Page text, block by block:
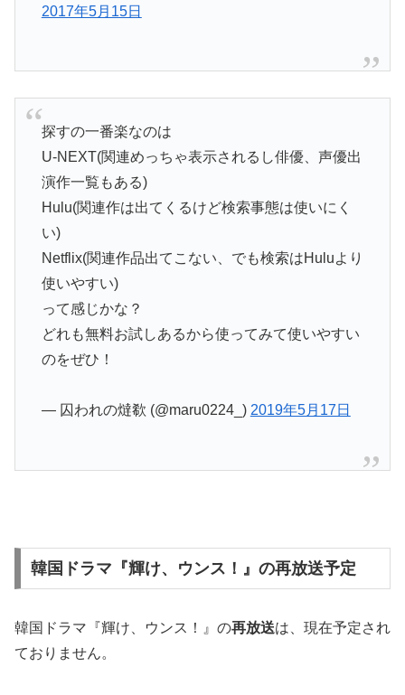
2017年5月15日
探すの一番楽なのは
U-NEXT(関連めっちゃ表示されるし俳優、声優出
演作一覧もある)
Hulu(関連作は出てくるけど検索事態は使いにく
い)
Netflix(関連作品出てこない、でも検索はHuluより
使いやすい)
って感じかな？
どれも無料お試しあるから使ってみて使いやすい
のをぜひ！
— 囚われの燵欷 (@maru0224_) 2019年5月17日
韓国ドラマ『輝け、ウンス！』の再放送予定
韓国ドラマ『輝け、ウンス！』の再放送は、現在予定され
ておりません。